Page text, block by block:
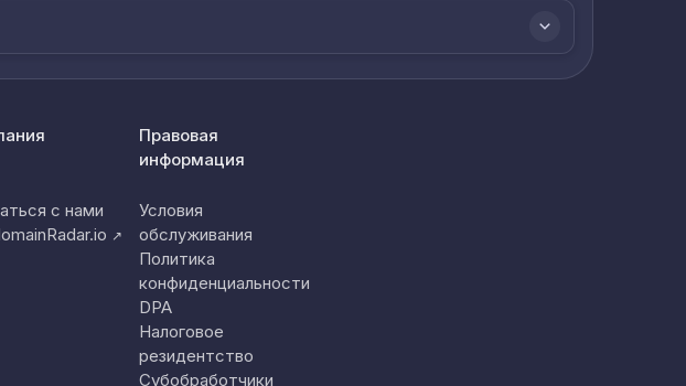
с нами
↗
Правовая
информация
Условия
обслуживания
Политика
конфиденциальности
DPA
Налоговое
резидентство
Субобработчики